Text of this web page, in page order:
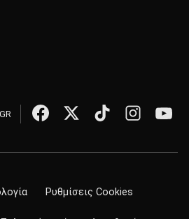
Ρυθμίσεις Cookies